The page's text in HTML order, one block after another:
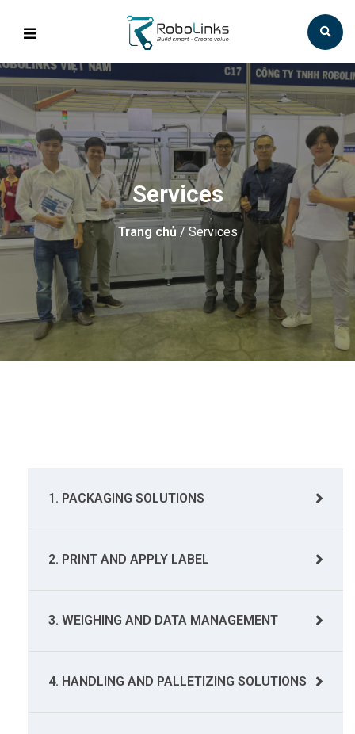
Services
Trang chủ / Services
1. PACKAGING SOLUTIONS
2. PRINT AND APPLY LABEL
3. WEIGHING AND DATA MANAGEMENT
4. HANDLING AND PALLETIZING SOLUTIONS